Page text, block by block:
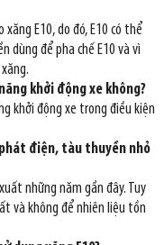
xăng E10, do đó, E10 có thể
dùng để pha chế E10 và vì
khởi động xe không?
khởi động xe trong điều kiện
phát điện, tàu thuyền nhỏ
những năm gần đây. Tuy
và không để nhiên liệu tồn